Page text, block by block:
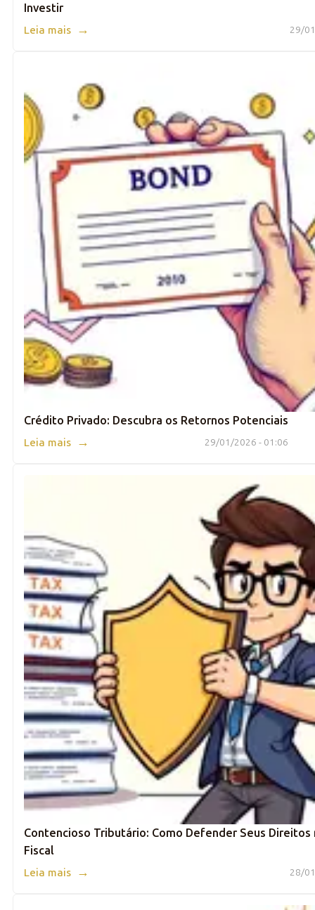
Investir
29/
Leia mais →
Crédito Privado: Descubra os Retornos Potenciais
29/01/2026 - 01:06
Leia mais →
Contencioso Tributário: Como Defender Seus Direitos
Fiscal
28/
Leia mais →